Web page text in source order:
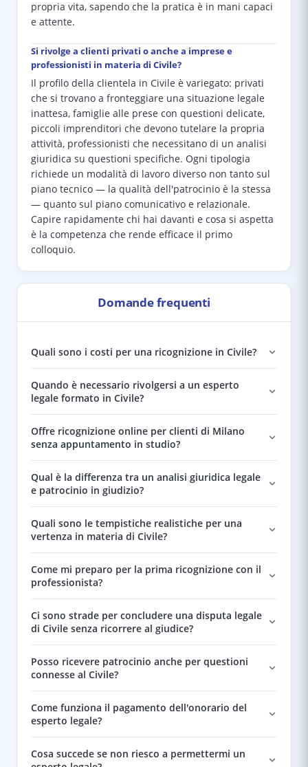
propria vita, sapendo che la pratica è in mani capaci
e attente.
Si rivolge a clienti privati o anche a imprese e
professionisti in materia di Civile?
Il profilo della clientela in Civile è variegato: privati
che si trovano a fronteggiare una situazione legale
inattesa, famiglie alle prese con questioni delicate,
piccoli imprenditori che devono tutelare la propria
attività, professionisti che necessitano di un analisi
giuridica su questioni specifiche. Ogni tipologia
richiede un modalità di lavoro diverso non tanto sul
piano tecnico — la qualità dell'patrocinio è la stessa
— quanto sul piano comunicativo e relazionale.
Capire rapidamente chi hai davanti e cosa si aspetta
è la competenza che rende efficace il primo
colloquio.
Domande frequenti
Quali sono i costi per una ricognizione in Civile?
Quando è necessario rivolgersi a un esperto
legale formato in Civile?
Offre ricognizione online per clienti di Milano
senza appuntamento in studio?
Qual è la differenza tra un analisi giuridica legale
e patrocinio in giudizio?
Quali sono le tempistiche realistiche per una
vertenza in materia di Civile?
Come mi preparo per la prima ricognizione con il
professionista?
Ci sono strade per concludere una disputa legale
di Civile senza ricorrere al giudice?
Posso ricevere patrocinio anche per questioni
connesse al Civile?
Come funziona il pagamento dell'onorario del
esperto legale?
Cosa succede se non riesco a permettermi un